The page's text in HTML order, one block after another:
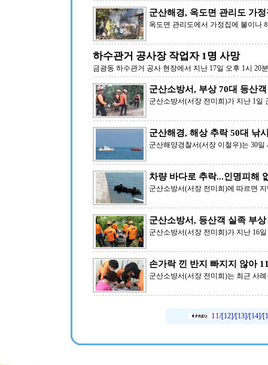
군산해경, 옥도면 관리도 가
옥도면 관리도에서 가정집에 불이나
하수관거 공사장 작업자 1명 사망
금광동 하수관거 공사 현장에서 지난 17일 오후 1시 20
군산소방서, 부상 70대 등산
군산소방서(서장 전미희)가 지난 1일
군산해경, 해상 추락 50대 낚
군산해양경찰서(서장 이철우)는 30
차량 바다로 추락...인명피해
군산소방서(서장 전미희)에 따르면
군산소방서, 등산객 실족 부
군산소방서(서장 전미희)가 지난 16
손가락 낀 반지 빠지지 않아
군산소방서(서장 전미희)는 최근 사
11/[12]/[13]/[14]/